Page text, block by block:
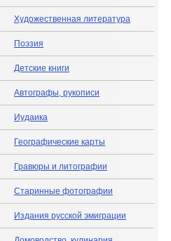
Художественная литература
Поэзия
Детские книги
Автографы, рукописи
Иудаика
Географические карты
Гравюры и литографии
Старинные фотографии
Издания русской эмиграции